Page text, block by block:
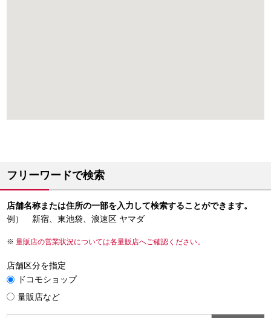
フリーワードで検索
店舗名称または住所の一部を入力して検索することができます。
例） 新宿、東池袋、浪速区 ヤマダ
量販店の営業状況については各量販店へご確認ください。
店舗区分を指定
ドコモショップ
量販店など